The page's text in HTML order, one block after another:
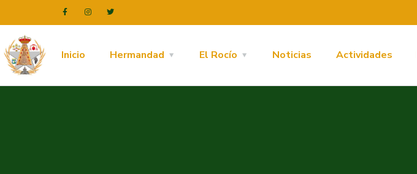
Inicio Hermandad El Rocío Noticias Actividades